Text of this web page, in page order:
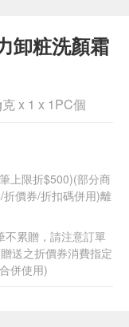
卸粧洗顏霜
x 1 x 1PC個
上限折$500)(部分商
價券/折扣碼併用)離
不累贈，請注意訂單
送之折價券消費指定
併使用)